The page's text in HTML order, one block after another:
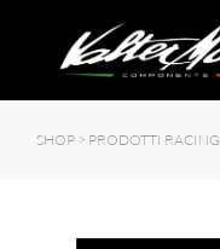
SHOP > PRODOTTI RACING